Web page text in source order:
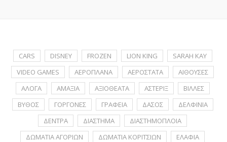
CARS DISNEY FROZEN LION KING
SARAH KAY
VIDEO GAMES
ΑΕΡΟΠΛΑΝΑ ΑΕΡΟΣΤΑΤΑ
ΑΙΘΟΥΣΕΣ
ΑΛΟΓΑ
ΑΜΑΞΙΑ ΑΞΙΟΘΕΑΤΑ ΑΣΤΕΡΙΞ
ΒΙΛΛΕΣ
ΒΥΘΟΣ
ΓΟΡΓΟΝΕΣ ΓΡΑΦΕΙΑ ΔΑΣΟΣ
ΔΕΛΦΙΝΙΑ
ΔΕΝΤΡΑ
ΔΙΑΣΤΗΜΑ
ΔΙΑΣΤΗΜΟΠΛΟΙΑ
ΔΩΜΑΤΙΑ ΑΓΟΡΙΩΝ
ΔΩΜΑΤΙΑ ΚΟΡΙΤΣΙΩΝ
ΕΛΑΦΙΑ